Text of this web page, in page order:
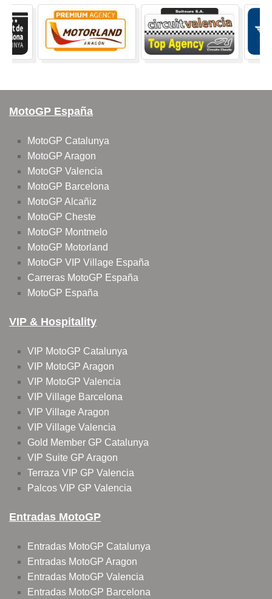
MotoGP España
MotoGP Catalunya
MotoGP Aragon
MotoGP Valencia
MotoGP Barcelona
MotoGP Alcañiz
MotoGP Cheste
MotoGP Montmelo
MotoGP Motorland
MotoGP VIP Village España
Carreras MotoGP España
MotoGP España
VIP & Hospitality
VIP MotoGP Catalunya
VIP MotoGP Aragon
VIP MotoGP Valencia
VIP Village Barcelona
VIP Village Aragon
VIP Village Valencia
Gold Member GP Catalunya
VIP Suite GP Aragon
Terraza VIP GP Valencia
Palcos VIP GP Valencia
Entradas MotoGP
Entradas MotoGP Catalunya
Entradas MotoGP Aragon
Entradas MotoGP Valencia
Entradas MotoGP Barcelona